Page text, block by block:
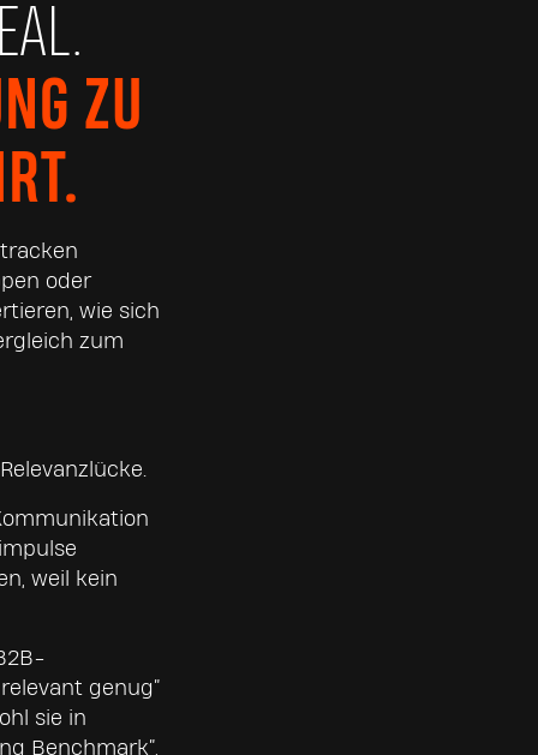
ZU
oder
wie sich
zum
weil kein
genug“
sie in
Benchmark“,